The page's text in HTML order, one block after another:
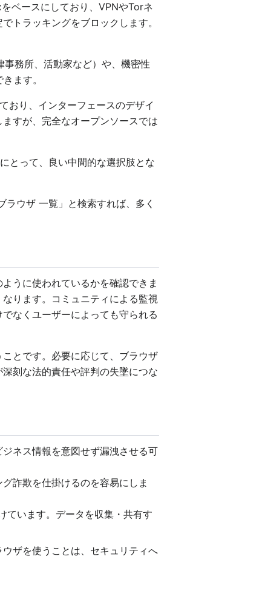
ベースにしており、VPNやTorネ
トラッキングをブロックします。
務所、活動家など）や、機密性
ます。
おり、インターフェースのデザイ
すが、完全なオープンソースでは
とって、良い中間的な選択肢とな
ウザ 一覧」と検索すれば、多く
うに使われているかを確認できま
ります。コミュニティによる監視
なくユーザーによっても守られる
とです。必要に応じて、ブラウザ
刻な法的責任や評判の失墜につな
ネス情報を意図せず漏洩させる可
詐欺を仕掛けるのを容易にしま
ています。データを収集・共有す
ザを使うことは、セキュリティへ